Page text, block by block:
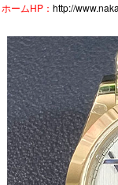
ホームHP： http://